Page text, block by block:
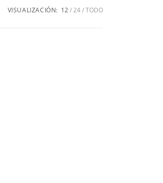
VISUALIZACIÓN: 12 24 TODO